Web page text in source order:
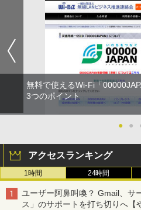
無料で使えるWi-Fi「
3つのポイント
● ●
アクセスランキング
1時間 24時間
ユーザー阿鼻叫喚？ Gmail、サ
ス」のサポートを打ち切りへ【